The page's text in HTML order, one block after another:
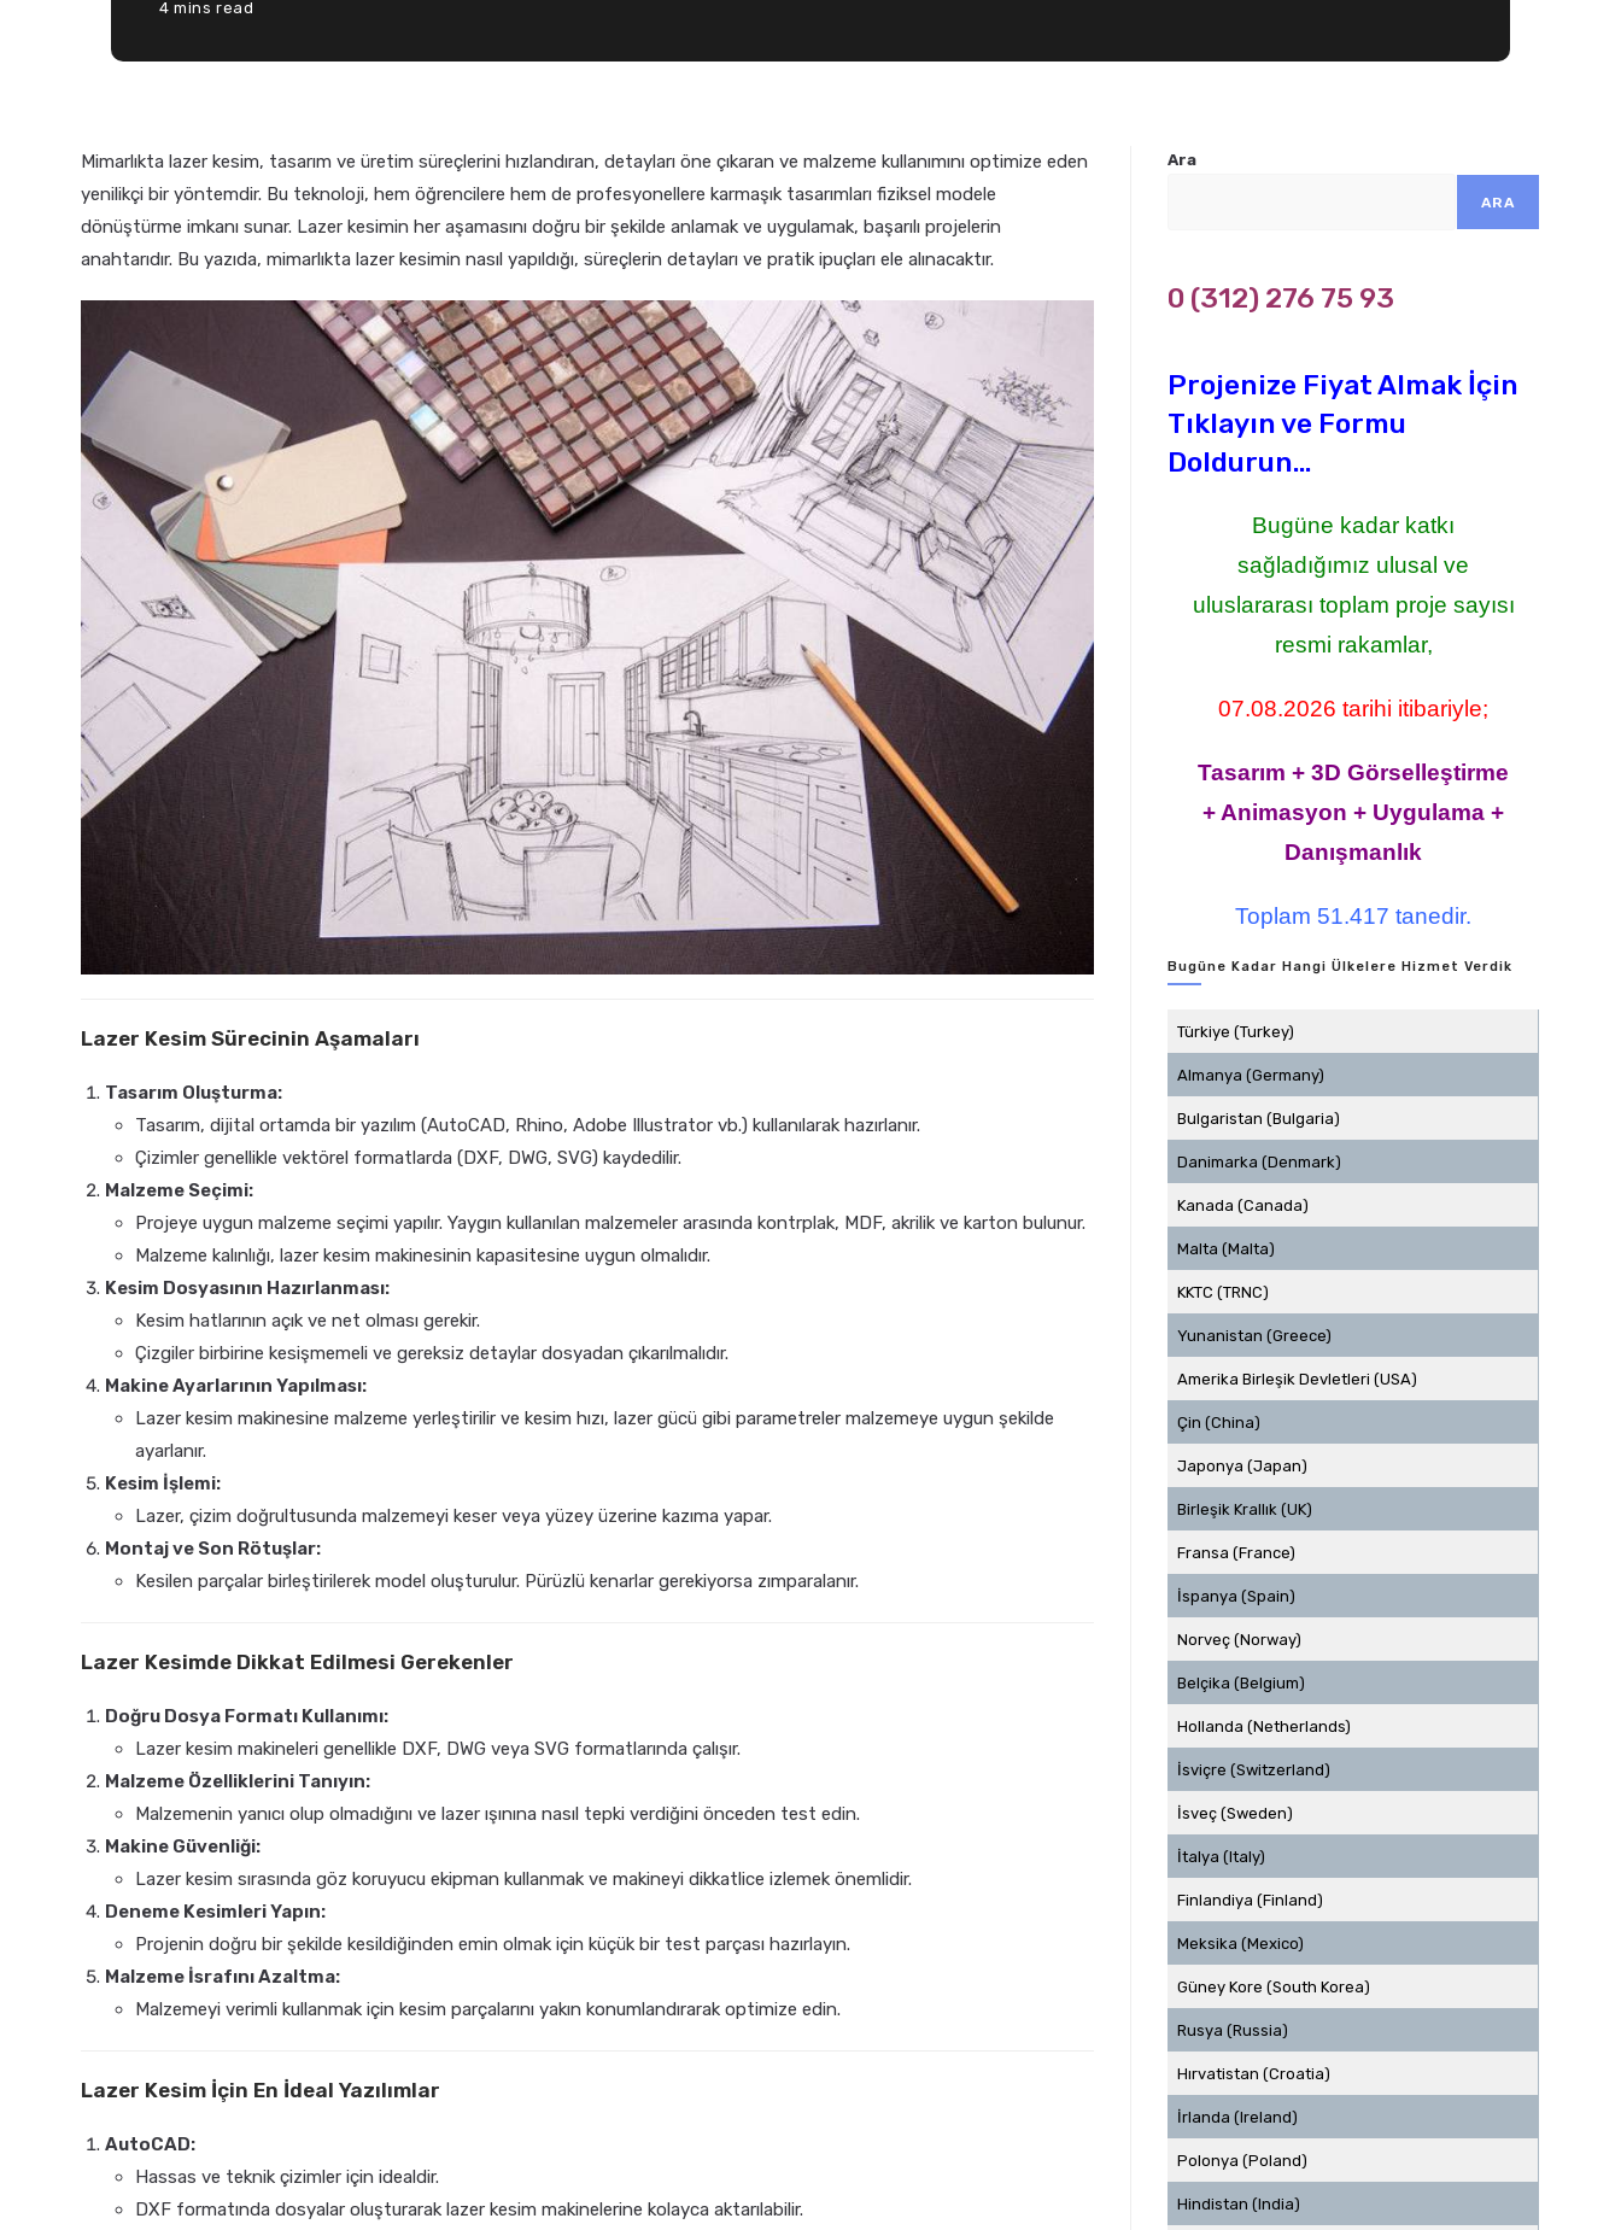
4 mins read
Mimarlıkta lazer kesim, tasarım ve üretim süreçlerini hızlandıran, detayları öne çıkaran ve malzeme kullanımını optimize eden
yenilikçi bir yöntemdir. Bu teknoloji, hem öğrencilere hem de profesyonellere karmaşık tasarımları fiziksel modele
dönüştürme imkanı sunar. Lazer kesimin her aşamasını doğru bir şekilde anlamak ve uygulamak, başarılı projelerin
anahtarıdır. Bu yazıda, mimarlıkta lazer kesimin nasıl yapıldığı, süreçlerin detayları ve pratik ipuçları ele alınacaktır.
Lazer Kesim Sürecinin Aşamaları
Tasarım Oluşturma:
Tasarım, dijital ortamda bir yazılım (AutoCAD, Rhino, Adobe Illustrator vb.) kullanılarak hazırlanır.
Çizimler genellikle vektörel formatlarda (DXF, DWG, SVG) kaydedilir.
Malzeme Seçimi:
Projeye uygun malzeme seçimi yapılır. Yaygın kullanılan malzemeler arasında kontrplak, MDF, akrilik ve karton bulunur.
Malzeme kalınlığı, lazer kesim makinesinin kapasitesine uygun olmalıdır.
Kesim Dosyasının Hazırlanması:
Kesim hatlarının açık ve net olması gerekir.
Çizgiler birbirine kesişmemeli ve gereksiz detaylar dosyadan çıkarılmalıdır.
Makine Ayarlarının Yapılması:
Lazer kesim makinesine malzeme yerleştirilir ve kesim hızı, lazer gücü gibi parametreler malzemeye uygun şekilde
ayarlanır.
Kesim İşlemi:
Lazer, çizim doğrultusunda malzemeyi keser veya yüzey üzerine kazıma yapar.
Montaj ve Son Rötuşlar:
Kesilen parçalar birleştirilerek model oluşturulur. Pürüzlü kenarlar gerekiyorsa zımparalanır.
Lazer Kesimde Dikkat Edilmesi Gerekenler
Doğru Dosya Formatı Kullanımı:
Lazer kesim makineleri genellikle DXF, DWG veya SVG formatlarında çalışır.
Malzeme Özelliklerini Tanıyın:
Malzemenin yanıcı olup olmadığını ve lazer ışınına nasıl tepki verdiğini önceden test edin.
Makine Güvenliği:
Lazer kesim sırasında göz koruyucu ekipman kullanmak ve makineyi dikkatlice izlemek önemlidir.
Deneme Kesimleri Yapın:
Projenin doğru bir şekilde kesildiğinden emin olmak için küçük bir test parçası hazırlayın.
Malzeme İsrafını Azaltma:
Malzemeyi verimli kullanmak için kesim parçalarını yakın konumlandırarak optimize edin.
Lazer Kesim İçin En İdeal Yazılımlar
AutoCAD:
Hassas ve teknik çizimler için idealdir.
DXF formatında dosyalar oluşturarak lazer kesim makinelerine kolayca aktarılabilir.
Ara
ARA
0 (312) 276 75 93
Projenize Fiyat Almak İçin
Tıklayın ve Formu
Doldurun...
Bugüne kadar katkı
sağladığımız ulusal ve
uluslararası toplam proje sayısı
resmi rakamlar,
07.08.2026 tarihi itibariyle;
Tasarım + 3D Görselleştirme
+ Animasyon + Uygulama +
Danışmanlık
Toplam 51.417 tanedir.
Bugüne Kadar Hangi Ülkelere Hizmet Verdik
Türkiye (Turkey)
Almanya (Germany)
Bulgaristan (Bulgaria)
Danimarka (Denmark)
Kanada (Canada)
Malta (Malta)
KKTC (TRNC)
Yunanistan (Greece)
Amerika Birleşik Devletleri (USA)
Çin (China)
Japonya (Japan)
Birleşik Krallık (UK)
Fransa (France)
İspanya (Spain)
Norveç (Norway)
Belçika (Belgium)
Hollanda (Netherlands)
İsviçre (Switzerland)
İsveç (Sweden)
İtalya (Italy)
Finlandiya (Finland)
Meksika (Mexico)
Güney Kore (South Korea)
Rusya (Russia)
Hırvatistan (Croatia)
İrlanda (Ireland)
Polonya (Poland)
Hindistan (India)